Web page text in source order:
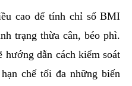
cao để tính chỉ số BMI
trạng thừa cân, béo phì.
hướng dẫn cách kiểm soát
chế tối đa những biến